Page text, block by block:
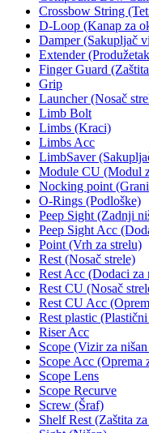
Crossbow String
D-Loop (Kanap za
Damper (Sakupljač
Extender
Finger Guard
Grip
Launcher (Nosač
Limb Bolt
Limbs (Kraci)
Limbs Acc
LimbSaver
Module CU (Modul
Nocking point
O-Rings (Podloške)
Peep Sight (Zadnji
Peep Sight Acc
Point (Vrh za strelu)
Rest (Nosač strele)
Rest Acc (Dodaci za
Rest CU (Nosač
Rest CU Acc
Rest plastic
Riser Acc
Scope (Vizir za
Scope Acc (Oprema
Scope Lens
Scope Recurve
Screw (Šraf)
Shelf Rest (Zaštita